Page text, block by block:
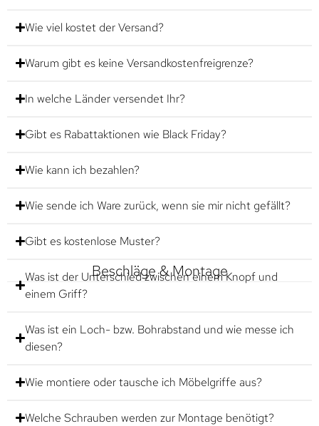
Wie viel kostet der Versand?
Warum gibt es keine Versandkostenfreigrenze?
In welche Länder versendet Ihr?
Gibt es Rabattaktionen wie Black Friday?
Wie kann ich bezahlen?
Wie sende ich Ware zurück, wenn sie mir nicht gefällt?
Gibt es kostenlose Muster?
Beschläge & Montage
Was ist der Unterschied zwischen einem Knopf und
einem Griff?
Was ist ein Loch- bzw. Bohrabstand und wie messe ich
diesen?
Wie montiere oder tausche ich Möbelgriffe aus?
Welche Schrauben werden zur Montage benötigt?